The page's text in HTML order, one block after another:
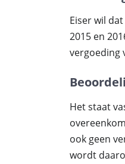
Eiser wil
2015 en
vergoeding
Het staat
ook geen
wordt